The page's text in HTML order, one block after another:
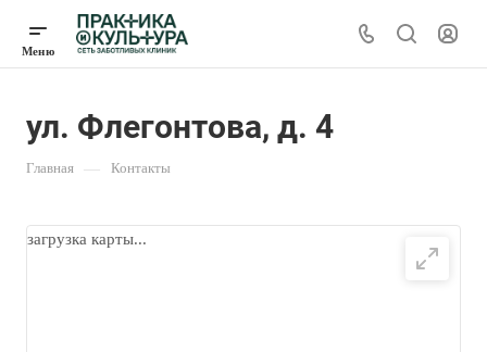
ул. Флегонтова, д. 4
Главная — Контакты
загрузка карты...